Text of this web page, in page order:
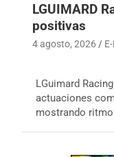
LGUIMARD
positivas
4 agosto, 2026
LGuimard
actuaciones
mostrando